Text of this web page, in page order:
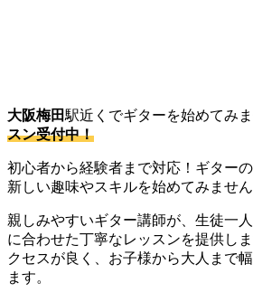
大阪梅田駅近くでギターを始めてみ
スン受付中！
初心者から経験者まで対応！ギター
新しい趣味やスキルを始めてみません
親しみやすいギター講師が、生徒一
に合わせた丁寧なレッスンを提供しま
クセスが良く、お子様から大人まで
ます。